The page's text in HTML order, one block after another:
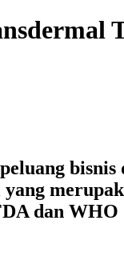
dan WHO